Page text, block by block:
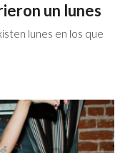
un lunes
lunes en los que